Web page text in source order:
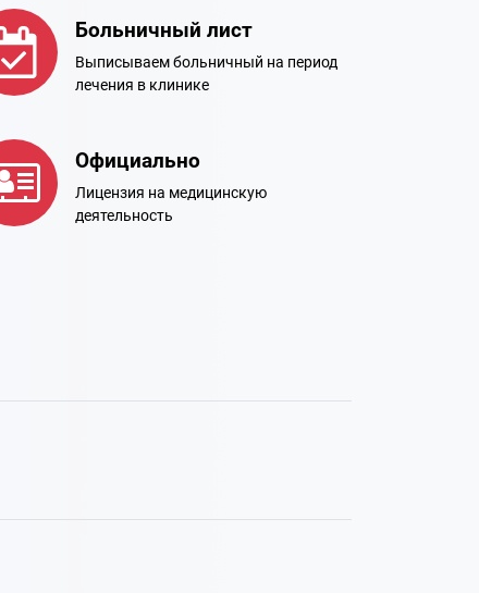
Больничный лист
Выписываем больничный на период
лечения в клинике
Официально
Лицензия на медицинскую
деятельность